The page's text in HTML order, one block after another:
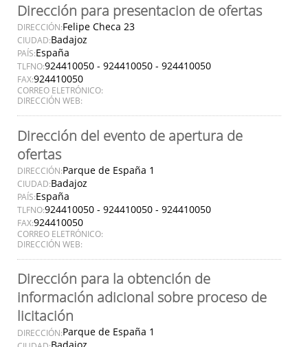
Dirección para presentacion de ofertas
DIRECCIÓN:Felipe Checa 23
CIUDAD:Badajoz
PAÍS:España
TLFNO:924410050 - 924410050 - 924410050
FAX:924410050
CORREO ELETRÓNICO:
DIRECCIÓN WEB:
Dirección del evento de apertura de
ofertas
DIRECCIÓN:Parque de España 1
CIUDAD:Badajoz
PAÍS:España
TLFNO:924410050 - 924410050 - 924410050
FAX:924410050
CORREO ELETRÓNICO:
DIRECCIÓN WEB:
Dirección para la obtención de
información adicional sobre proceso de
licitación
DIRECCIÓN:Parque de España 1